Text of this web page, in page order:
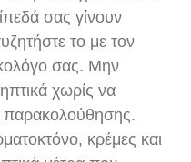
σας γίνουν
το με τον
σας. Μην
χωρίς να
παρακολούθησης.
κρέμες και